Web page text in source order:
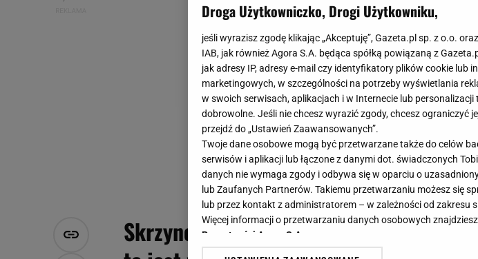
Skrzynecka o "dziamolącej Marlence"
Droga Użytkowniczko, Drogi Użytkowniku,
jeśli wyrazisz zgodę klikając „Akceptuję”, Gazeta.pl sp. z o.o.
IAB, jak również Agora S.A. będąca spółką powiązaną z
jak adresy IP, adresy e-mail czy identyfikatory plików cookie lub
marketingowych, w szczególności na potrzeby wyświetlania
w swoich serwisach, aplikacjach i w Internecie lub
dobrowolne. Jeśli nie chcesz wyrazić zgody, chcesz ograniczyć
przejdź do „Ustawień Zaawansowanych”.
Twoje dane osobowe mogą być przetwarzane także do celów
serwisów i aplikacji lub łączone z danymi dot. świadczonych
danych nie wymaga zgody i odbywa się w oparciu o
lub Zaufanych Partnerów. Takiemu przetwarzaniu możesz się
lub przez kontakt z administratorem – w zależności od zakresu
Więcej informacji o przetwarzaniu danych osobowych
Prywatności Agora S.A.